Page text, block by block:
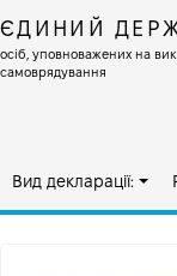
ЄДИНИЙ
осіб, уповноважених на
самоврядування
Вид декларації: